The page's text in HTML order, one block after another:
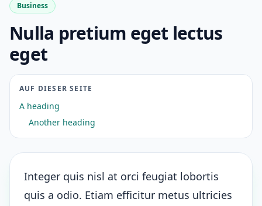
Business
Nulla pretium eget lectus
eget
AUF DIESER SEITE
A heading
Another heading
Integer quis nisl at orci feugiat lobortis
quis a odio. Etiam efficitur metus ultricies